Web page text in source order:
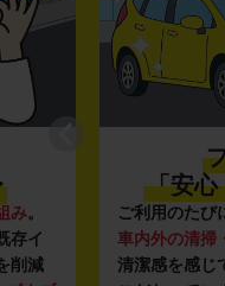
み。
存イ
削減
「安心
ご利用のたび
車内外の清掃
清潔感を感じ